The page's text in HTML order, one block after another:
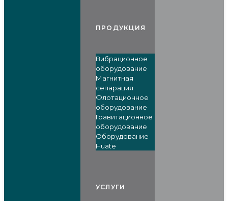
ПРОДУКЦИЯ
Вибрационное
оборудование
Магнитная
сепарация
Флотационное
оборудование
Гравитационное
оборудование
Оборудование
Huate
УСЛУГИ